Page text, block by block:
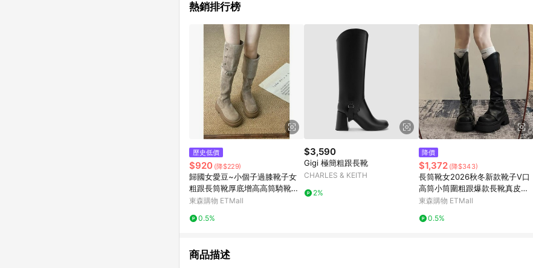
熱銷排行榜
歷史低價
$920 (降$229)
歸國女愛豆~小個子過膝靴子女
粗跟長筒靴厚底增高高筒騎靴馬
丁靴
東森購物 ETMall
0.5%
$3,590
Gigi 極簡粗跟長靴
CHARLES & KEITH
2%
降價
$1,372 (降$343)
長筒靴女2026秋冬新款靴子V口
高筒小筒圍粗跟爆款長靴真皮騎
士靴
東森購物 ETMall
0.5%
商品描述